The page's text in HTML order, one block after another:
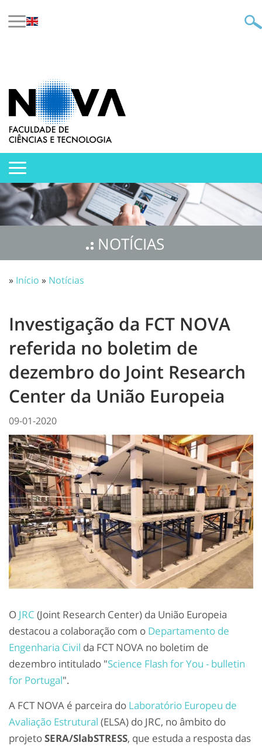
NOTÍCIAS
» Início » Notícias
Investigação da FCT NOVA
referida no boletim de
dezembro do Joint Research
Center da União Europeia
09-01-2020
O JRC (Joint Research Center) da União Europeia
destacou a colaboração com o Departamento de
Engenharia Civil da FCT NOVA no boletim de
dezembro intitulado "Science Flash for You - bulletin
for Portugal".
A FCT NOVA é parceira do Laboratório Europeu de
Avaliação Estrutural (ELSA) do JRC, no âmbito do
projetoSERA/SlabSTRESS, que estuda a resposta das